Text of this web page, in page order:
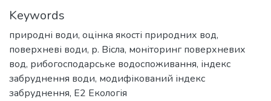
Keywords
природні води, оцінка якості природних вод,
поверхневі води, р. Вісла, моніторинг поверхневих
вод, рибогосподарське водоспоживання, індекс
забруднення води, модифікований індекс
забруднення, Е2 Екологія